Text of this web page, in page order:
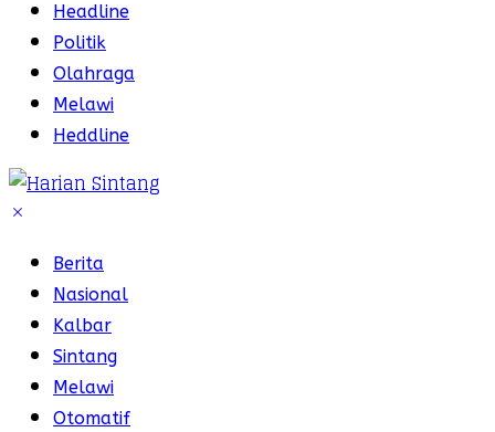
Headline
Politik
Olahraga
Melawi
Heddline
Berita
Nasional
Kalbar
Sintang
Melawi
Otomatif